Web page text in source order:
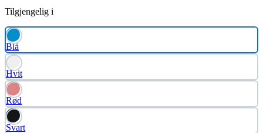
Tilgjengelig i
Blå
Hvit
Rød
Svart